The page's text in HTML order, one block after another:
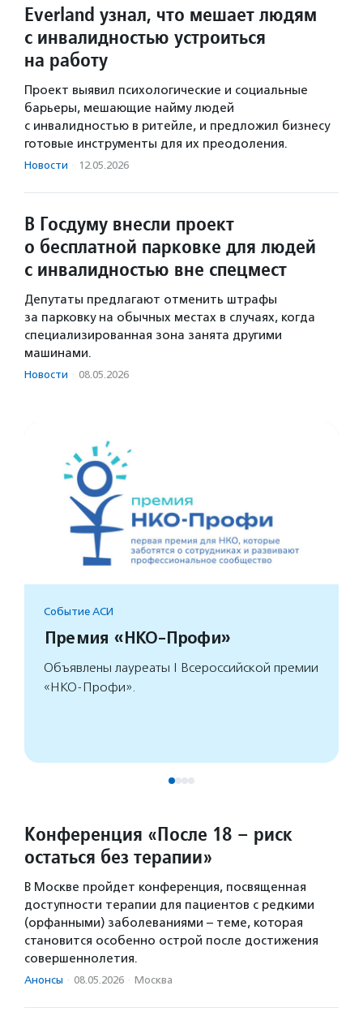
Everland узнал, что мешает людям
с инвалидностью устроиться
на работу
Проект выявил психологические и социальные
барьеры, мешающие найму людей
с инвалидностью в ритейле, и предложил бизнесу
готовые инструменты для их преодоления.
Новости · 12.05.2026
В Госдуму внесли проект
о бесплатной парковке для людей
с инвалидностью вне спецмест
Депутаты предлагают отменить штрафы
за парковку на обычных местах в случаях, когда
специализированная зона занята другими
машинами.
Новости · 08.05.2026
Событие АСИ
Премия «НКО-Профи»
Объявлены лауреаты I Всероссийской премии
«НКО-Профи».
Конференция «После 18 – риск
остаться без терапии»
В Москве пройдет конференция, посвященная
доступности терапии для пациентов с редкими
(орфанными) заболеваниями – теме, которая
становится особенно острой после достижения
совершеннолетия.
Анонсы · 08.05.2026 · Москва